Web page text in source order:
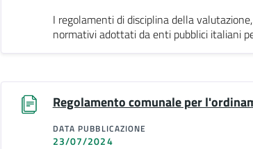
I regolamenti di disciplina della
normativi adottati da enti pubblici italiani
Regolamento comunale per
DATA PUBBLICAZIONE
23/07/2024